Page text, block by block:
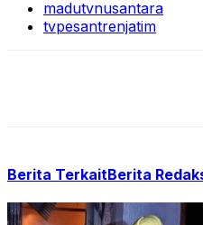
madutvnusantara
tvpesantrenjatim
Berita TerkaitBerita